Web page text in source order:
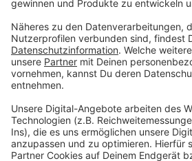
Anzeige
Laut Rheinbahn könnte die
Auswirkungen auf die Pünktlichkeit
setzt das Unternehmen nach
technische Lösungen, um die
erhöhen.
Anzeige